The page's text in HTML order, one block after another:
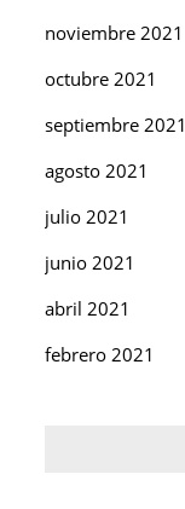
noviembre 2021
octubre 2021
septiembre 2021
agosto 2021
julio 2021
junio 2021
abril 2021
febrero 2021